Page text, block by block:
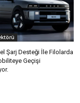
Şarj Desteği İle Filolarda
Geçişi